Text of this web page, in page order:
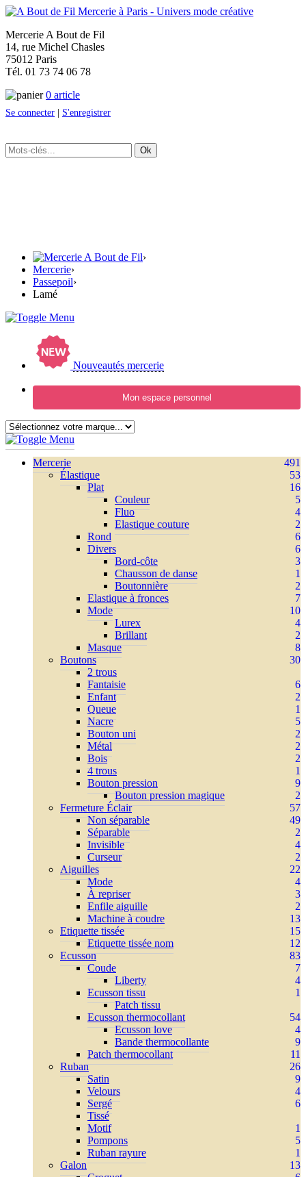
Mercerie A Bout de Fil
14, rue Michel Chasles
75012 Paris
Tél. 01 73 74 06 78
0 article
Se connecter | S'enregistrer
Ok
›
Mercerie›
Passepoil›
Lamé
Nouveautés mercerie
Mon espace personnel
Mercerie
491
Élastique
53
Plat
16
Couleur
5
Fluo
4
Elastique couture
2
Rond
6
Divers
6
Bord-côte
3
Chausson de danse
1
Boutonnière
2
Elastique à fronces
7
Mode
10
Lurex
4
Brillant
2
Masque
8
Boutons
30
2 trous
Fantaisie
6
Enfant
2
Queue
1
Nacre
5
Bouton uni
2
Métal
2
Bois
2
4 trous
1
Bouton pression
9
Bouton pression magique
2
Fermeture Éclair
57
Non séparable
49
Séparable
2
Invisible
4
Curseur
2
Aiguilles
22
Mode
4
À repriser
3
Enfile aiguille
2
Machine à coudre
13
Etiquette tissée
15
Etiquette tissée nom
12
Ecusson
83
Coude
7
Liberty
4
Ecusson tissu
1
Patch tissu
Ecusson thermocollant
54
Ecusson love
4
Bande thermocollante
9
Patch thermocollant
11
Ruban
26
Satin
9
Velours
4
Sergé
6
Tissé
Motif
1
Pompons
5
Ruban rayure
1
Galon
13